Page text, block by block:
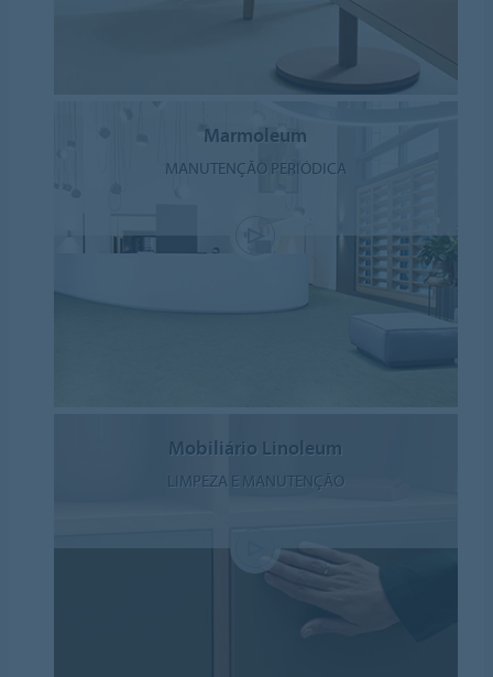
Marmoleum
MANUTENÇÃO PERIÓDICA
Mobiliário Linoleum
LIMPEZA E MANUTENÇÃO